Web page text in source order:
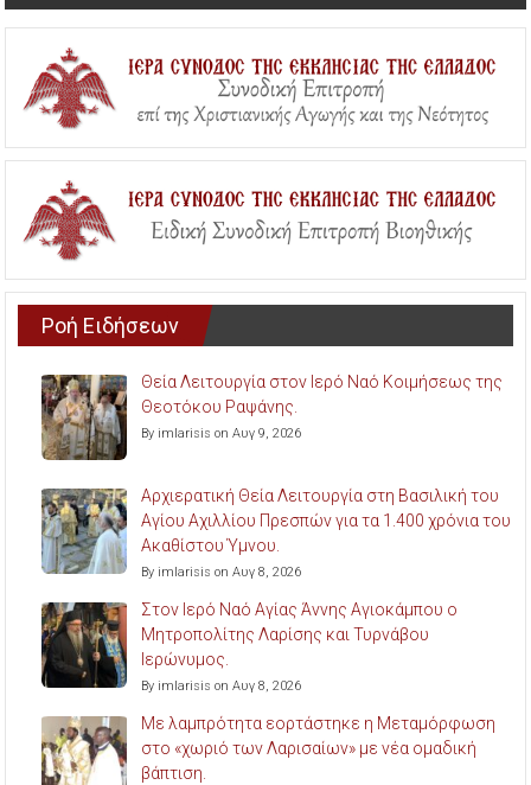
Ροή Ειδήσεων
Θεία Λειτουργία στον Ιερό Ναό Κοιμήσεως της
Θεοτόκου Ραψάνης.
By imlarisis on Αυγ 9, 2026
Αρχιερατική Θεία Λειτουργία στη Βασιλική του
Αγίου Αχιλλίου Πρεσπών για τα 1.400 χρόνια του
Ακαθίστου Ύμνου.
By imlarisis on Αυγ 8, 2026
Στον Ιερό Ναό Αγίας Άννης Αγιοκάμπου ο
Μητροπολίτης Λαρίσης και Τυρνάβου
Ιερώνυμος.
By imlarisis on Αυγ 8, 2026
Με λαμπρότητα εορτάστηκε η Μεταμόρφωση
στο «χωριό των Λαρισαίων» με νέα ομαδική
βάπτιση.